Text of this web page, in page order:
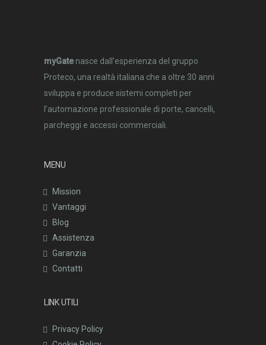
myGate nasce dall’esperienza del gruppo
Proteco, una realtà italiana che a oltre 30 anni
sviluppa e produce sistemi completi per
l’automazione professionale di porte, cancelli,
parcheggi e accessi commerciali.
MENU
Mission
Vantaggi
Blog
Assistenza
Garanzia
Contatti
LINK UTILI
Privacy Policy